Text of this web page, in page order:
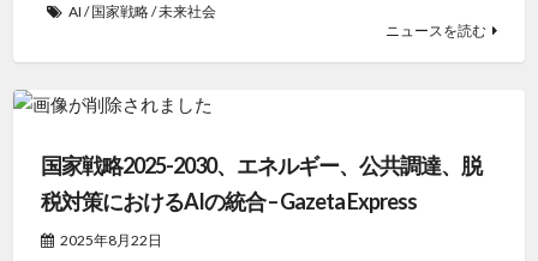
AI /国家戦略/未来社会
ニュースを読む
国家戦略2025-2030、エネルギー、公共調達、脱
税対策におけるAIの統合 – Gazeta Express
2025年8月22日